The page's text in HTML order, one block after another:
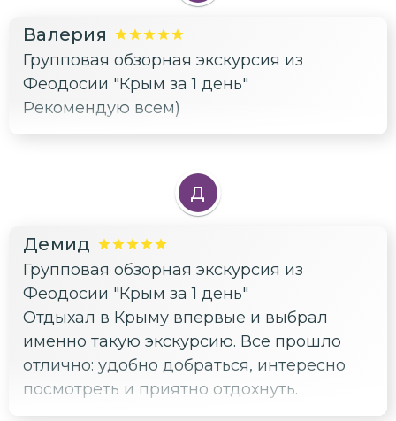
Валерия
Групповая обзорная экскурсия из
Феодосии "Крым за 1 день"
Рекомендую всем)
Д
Демид
Групповая обзорная экскурсия из
Феодосии "Крым за 1 день"
Отдыхал в Крыму впервые и выбрал
именно такую экскурсию. Все прошло
отлично: удобно добраться, интересно
посмотреть и приятно отдохнуть.